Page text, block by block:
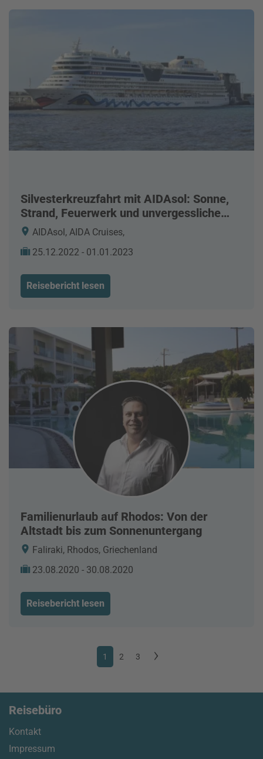
Silvesterkreuzfahrt mit AIDAsol: Sonne,
Strand, Feuerwerk und unvergessliche
Erlebnisse
AIDAsol, AIDA Cruises,
25.12.2022 - 01.01.2023
Reisebericht lesen
Familienurlaub auf Rhodos: Von der
Altstadt bis zum Sonnenuntergang
Faliraki, Rhodos, Griechenland
23.08.2020 - 30.08.2020
Reisebericht lesen
1 2 3
Reisebüro
Kontakt
Impressum